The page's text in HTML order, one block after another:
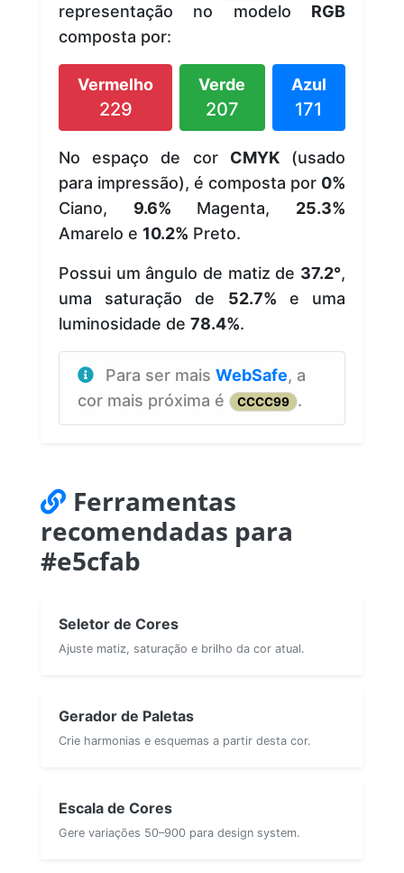
representação no modelo RGB
composta por:
Vermelho
229
Verde
207
Azul
171
No espaço de cor CMYK(usado
para impressão), é composta por 0%
Ciano, 9.6% Magenta, 25.3%
Amarelo e 10.2% Preto.
Possui um ângulo de matiz de 37.2°,
uma saturação de 52.7% e uma
luminosidade de 78.4%.
Para ser mais WebSafe, a
cor mais próxima é
CCCC99 .
Ferramentas
recomendadas para
#e5cfab
Seletor de Cores
Ajuste matiz, saturação e brilho da cor atual.
Gerador de Paletas
Crie harmonias e esquemas a partir desta cor.
Escala de Cores
Gere variações 50–900 para design system.